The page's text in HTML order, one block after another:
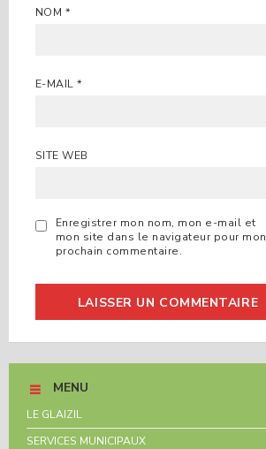
NOM *
E-MAIL*
SITE WEB
Enregistrer mon nom, mon e-mail et
mon site dans le navigateur pour mon
prochain commentaire.
MENU
LE GLAIZIL
SERVICES MUNICIPAUX